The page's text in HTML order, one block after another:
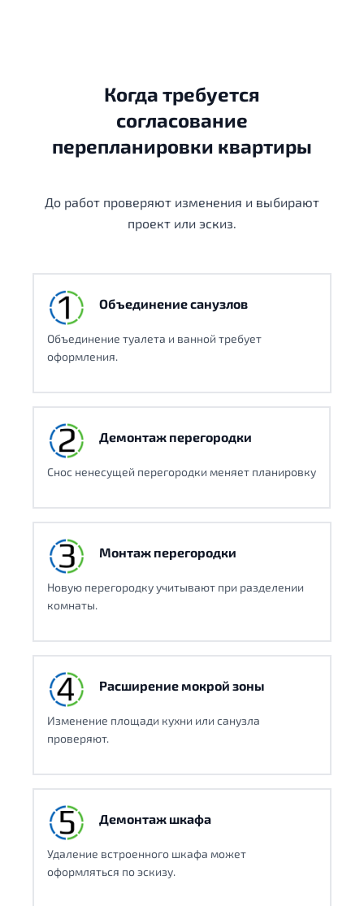
Когда требуется
согласование
перепланировки квартиры
До работ проверяют изменения и выбирают
проект или эскиз.
Объединение санузлов
Объединение туалета и ванной требует
оформления.
Демонтаж перегородки
Снос ненесущей перегородки меняет планировку
Монтаж перегородки
Новую перегородку учитывают при разделении
комнаты.
Расширение мокрой зоны
Изменение площади кухни или санузла
проверяют.
Демонтаж шкафа
Удаление встроенного шкафа может
оформляться по эскизу.